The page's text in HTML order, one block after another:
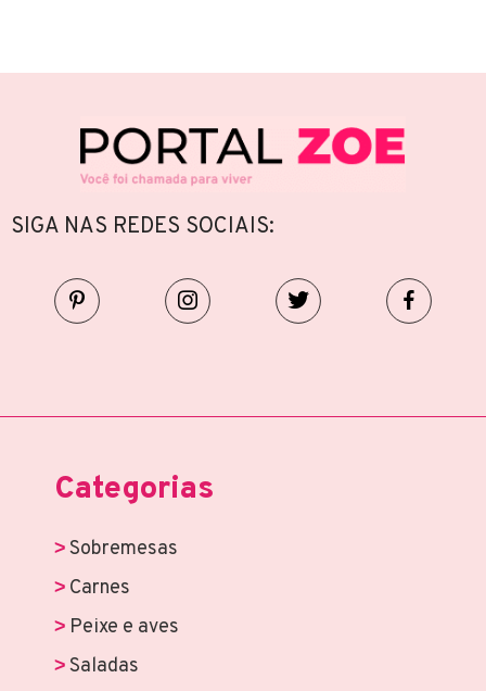
SIGA NAS REDES SOCIAIS:
Categorias
Sobremesas
Carnes
Peixe e aves
Saladas